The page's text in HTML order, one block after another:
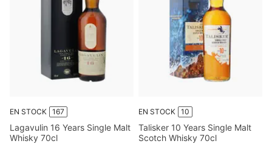
EN STOCK 167
Lagavulin 16 Years Single Malt
Whisky 70cl
EN STOCK 10
Talisker 10 Years Single Malt
Scotch Whisky 70cl